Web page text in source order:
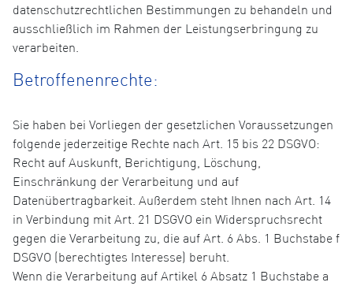
datenschutzrechtlichen Bestimmungen zu behandeln und
ausschließlich im Rahmen der Leistungserbringung zu
verarbeiten.
Betroffenenrechte:
Sie haben bei Vorliegen der gesetzlichen Voraussetzungen
folgende jederzeitige Rechte nach Art. 15 bis 22 DSGVO:
Recht auf Auskunft, Berichtigung, Löschung,
Einschränkung der Verarbeitung und auf
Datenübertragbarkeit. Außerdem steht Ihnen nach Art. 14
in Verbindung mit Art. 21 DSGVO ein Widerspruchsrecht
gegen die Verarbeitung zu, die auf Art. 6 Abs. 1 Buchstabe f
DSGVO (berechtigtes Interesse) beruht.
Wenn die Verarbeitung auf Artikel 6 Absatz 1 Buchstabe a